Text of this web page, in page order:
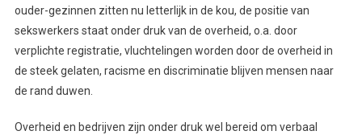
ouder-gezinnen zitten nu letterlijk in de kou, de positie van
sekswerkers staat onder druk van de overheid, o.a. door
verplichte registratie, vluchtelingen worden door de overheid in
de steek gelaten, racisme en discriminatie blijven mensen naar
de rand duwen.
Overheid en bedrijven zijn onder druk wel bereid om verbaal